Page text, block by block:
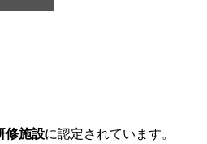
修施設に認定されています。